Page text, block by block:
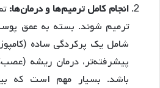
انجام کامل ترمیم‌ها و درمان‌ها:
ترمیم شوند. بسته به عمق
شامل یک پرکردگی ساده
پیشرفته‌تر، درمان ریشه
باشد. بسیار مهم است که